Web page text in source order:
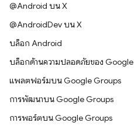
@Android บน X
@AndroidDev บน X
บล็อก Android
บล็อกด้านความปลอดภัยของ Google
แพลตฟอร์มบน Google Groups
การพัฒนาบน Google Groups
การพอร์ตบน Google Groups